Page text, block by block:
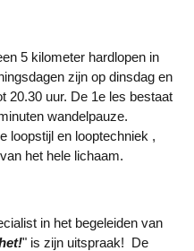
zijn op dinsdag en
20.30 uur. De 1e les bestaat
wandelpauze.
loopstijl en looptechniek ,
het hele lichaam.
" is zijn uitspraak! De